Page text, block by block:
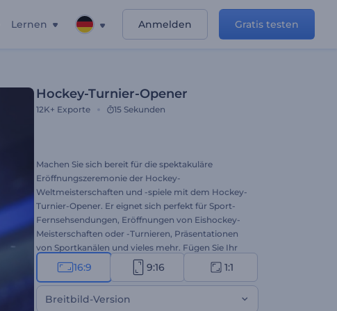
Lernen Anmelden Gratis testen
Hockey-Turnier-Opener
12K+ Exporte 15 Sekunden
Machen Sie sich bereit für die spektakuläre
Eröffnungszeremonie der Hockey-
Weltmeisterschaften und -spiele mit dem Hockey-
Turnier-Opener. Er eignet sich perfekt für Sport-
Fernsehsendungen, Eröffnungen von Eishockey-
Meisterschaften oder -Turnieren, Präsentationen
von Sportkanälen und vieles mehr. Fügen Sie Ihr
Logo in das Video ein und beobachten Sie, wie es
sich auf der realistischen Oberfläche des sich
bewegenden Pucks entfaltet. Probieren Sie es jetzt
aus!
16:9 9:16 1:1
Breitbild-Version